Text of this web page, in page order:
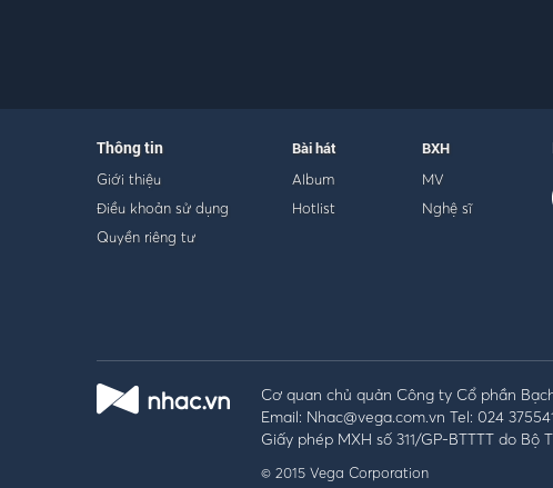
Thông tin
Giới thiệu
Điều khoản sử dụng
Quyền riêng tư
Bài hát
Album
Hotlist
BXH
MV
Nghệ sĩ
Cơ quan chủ quản Công ty Cổ phần
Email: Nhac@vega.com.vn Tel: 024
Giấy phép MXH số 311/GP-BTTTT do
© 2015 Vega Corporation